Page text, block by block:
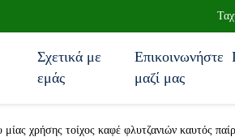
Σχετικά με
εμάς
Επικοινωνήστε
μαζί μας
μίας χρήσης τοίχος καφέ φλυτζανιών καυτός